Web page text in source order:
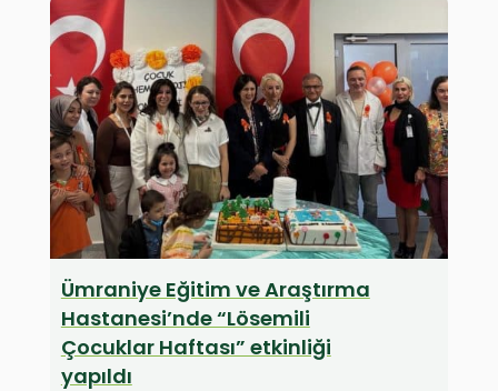
Ümraniye Eğitim ve Araştırma
Hastanesi’nde “Lösemili
Çocuklar Haftası” etkinliği
yapıldı